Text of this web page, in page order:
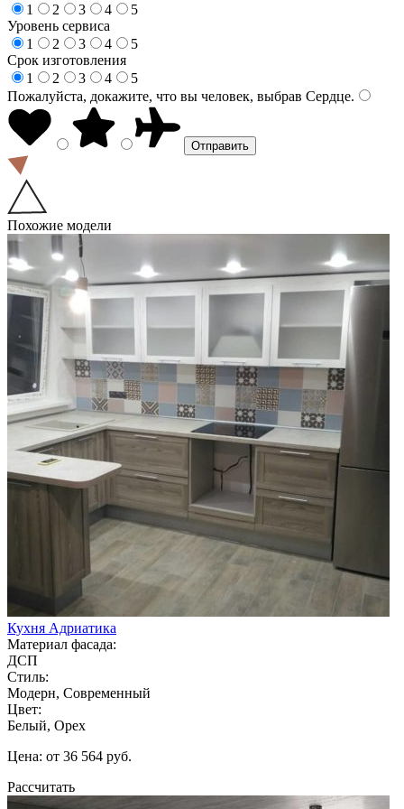
1
2 3 4
5
Уровень сервиса
1
2 3 4
5
Срок изготовления
1
2 3 4
5
Пожалуйста, докажите, что вы человек, выбрав Сердце.
Похожие модели
Кухня Адриатика
Материал фасада:
ДСП
Стиль:
Модерн, Современный
Цвет:
Белый, Орех
Цена: от 36 564 руб.
Рассчитать